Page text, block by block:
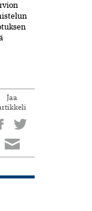
Jaa